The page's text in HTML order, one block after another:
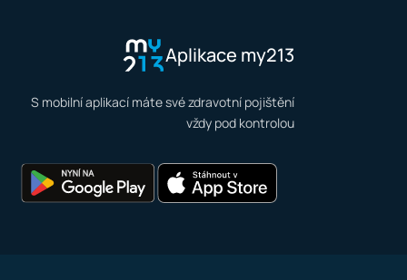
Aplikace my213
S mobilní aplikací máte své zdravotní pojištění
vždy pod kontrolou